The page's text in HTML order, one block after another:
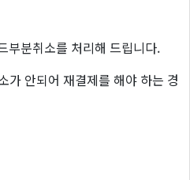
부분취소를 처리해 드립니다.
가 안되어 재결제를 해야 하는 경